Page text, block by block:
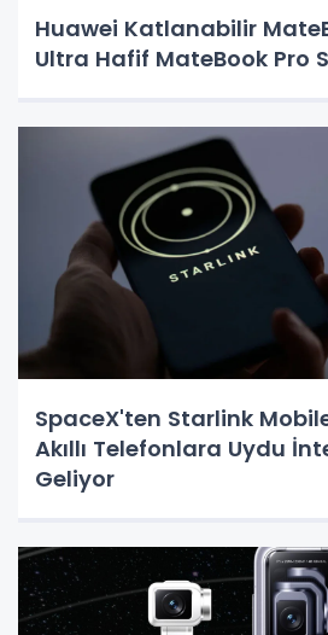
Huawei Katlanabilir
Ultra Hafif MateBook Pro
SpaceX'ten Starlink
Akıllı Telefonlara Uydu
Geliyor